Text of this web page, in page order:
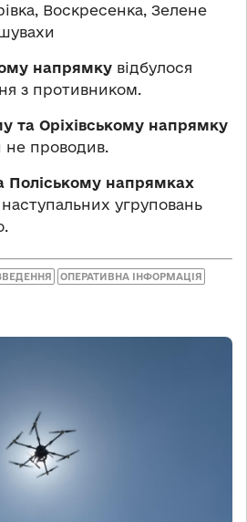
Воскресенка, Зелене
напрямку відбулося
з противником.
та Оріхівському напрямку
не проводив.
Поліському напрямках
угруповань
ОПЕРАТИВНА ІНФОРМАЦІЯ